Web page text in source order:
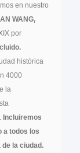
en nuestro
WANG,
por
histórica
4000
la
Incluiremos
a todos los
la ciudad.